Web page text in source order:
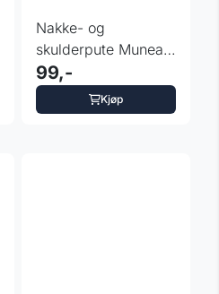
Nakke- og
skulderpute Muneal
kiropraktor - Mocha
Mousse
99,-
Kjøp